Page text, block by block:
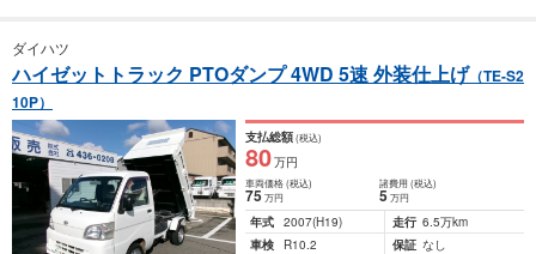
ダイハツ
ハイゼットトラック PTOダンプ 4WD 5速 外装仕上げ（TE-S2
10P）
支払総額(税込)
80万円
車両価格(税込)
75万円
諸費用 (税込)
5 万円
年式 2007(H19) 走行 6.5万km
車検
R10.2 保証 なし